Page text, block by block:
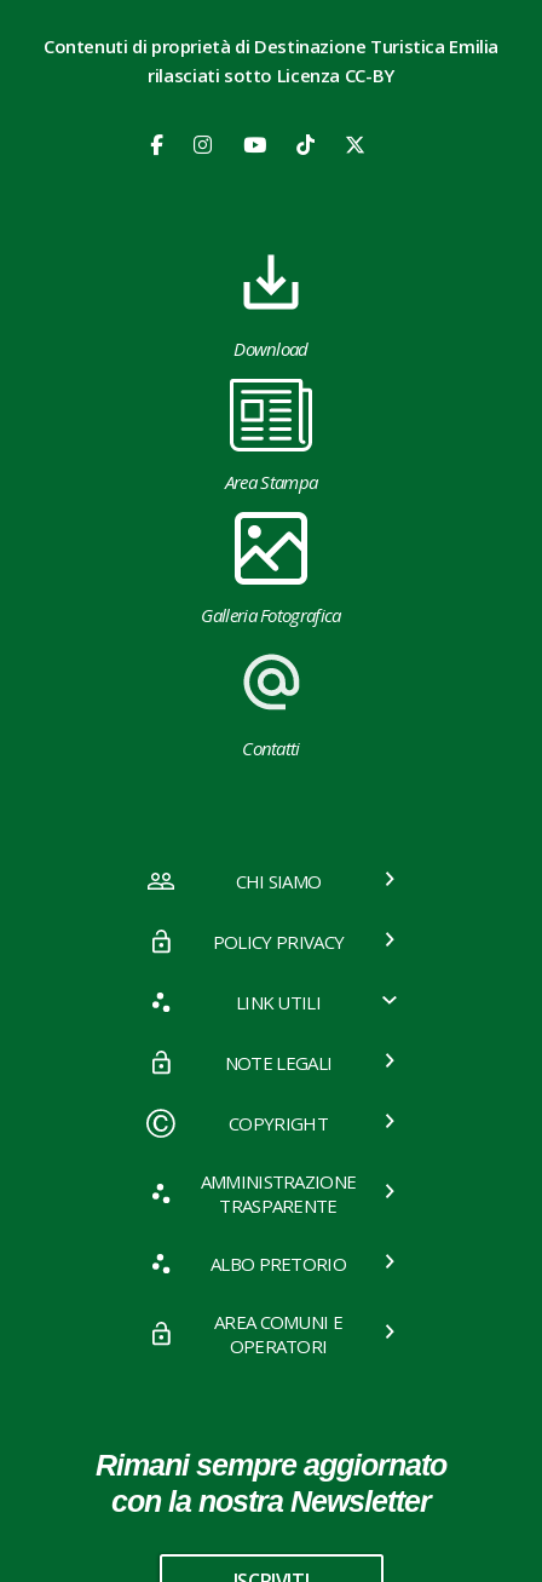
Contenuti di proprietà di Destinazione Turistica Emilia
rilasciati sotto Licenza CC-BY
Download
Area Stampa
Galleria Fotografica
Contatti
CHI SIAMO
POLICY PRIVACY
LINK UTILI
NOTE LEGALI
COPYRIGHT
AMMINISTRAZIONE
TRASPARENTE
ALBO PRETORIO
AREA COMUNI E
OPERATORI
Rimani sempre aggiornato
con la nostra Newsletter